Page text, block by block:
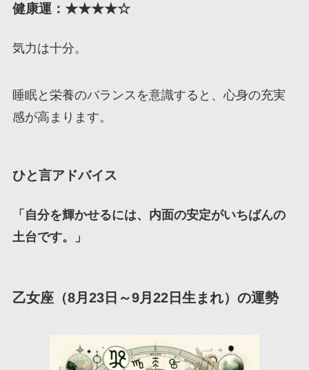
健康運：★★★★☆
気力は十分。
睡眠と栄養のバランスを意識すると、心身の充実
感が高まります。
ひと言アドバイス
「自分を輝かせるには、内面の安定がいちばんの
土台です。」
乙女座（8月23日～9月22日生まれ）の運勢